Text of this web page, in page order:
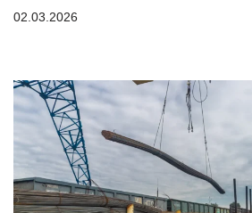
02.03.2026